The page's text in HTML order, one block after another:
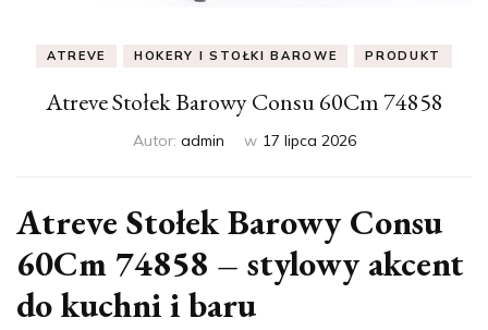
ATREVE HOKERY I STOŁKI BAROWE PRODUKT
Atreve Stołek Barowy Consu 60Cm 74858
Autor: admin w 17 lipca 2026
Atreve Stołek Barowy Consu
60Cm 74858 – stylowy akcent
do kuchni i baru